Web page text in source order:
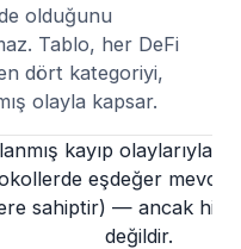
olduğunu
Tablo, her DeFi
dört kategoriyi,
olayla kapsar.
kayıp olaylarıyla
eşdeğer
sahiptir) — ancak
değildir.